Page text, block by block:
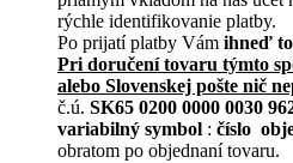
rýchle identifikovanie platby.
Po prijatí platby Vám ihneď
Pri doručení tovaru týmto
alebo Slovenskej pošte nič
č.ú. SK65 0200 0000 0030
variabilný symbol : číslo
obratom po objednaní tovaru.